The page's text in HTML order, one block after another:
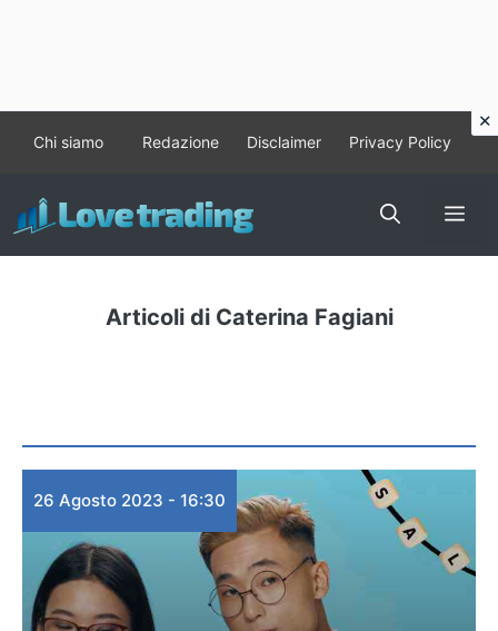
contenuto
Chi siamo Redazione Disclaimer Privacy Policy
Articoli di Caterina Fagiani
26 Agosto 2023 - 16:30